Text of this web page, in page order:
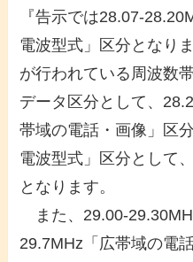
『告示では28.07-
電波型式」区分となり
が行われている周波数
データ区分として、
帯域の電話・画像」区
電波型式」区分として
となります。
また、29.00-
29.7MHz「広帯域の電